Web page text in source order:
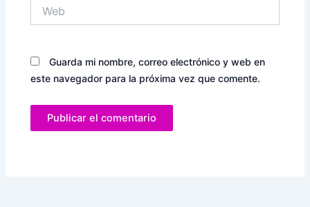
Guarda mi nombre, correo electrónico y web en
este navegador para la próxima vez que comente.